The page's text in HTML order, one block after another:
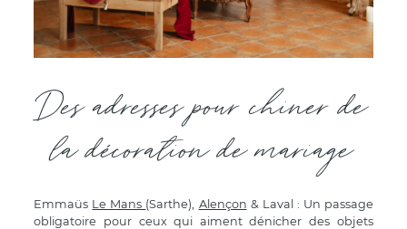
Des adresses pour chiner de
la décoration de mariage
Emmaüs Le Mans (Sarthe), Alençon & Laval : Un passage
obligatoire pour ceux qui aiment dénicher des objets